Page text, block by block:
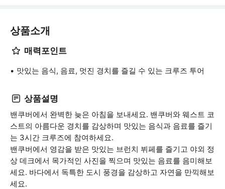
상품소개
매력포인트
맛있는 음식, 음료, 멋진 경치를 즐길 수 있는 크루즈 투어
상품설명
밴쿠버에서 완벽한 늦은 아침을 보내세요. 밴쿠버와 웨스트 코
스트의 아름다운 경치를 감상하며 맛있는 음식과 음료를 즐기
는 3시간 크루즈에 참여하세요.
밴쿠버에서 영감을 받은 맛있는 브런치 뷔페를 즐기고 야외 정
상 데크에서 목가적인 사진을 찍으며 맛있는 음료를 음미해보
세요. 바다에서 독특한 도시 풍경을 감상하고 자연을 만끽해보
세요.